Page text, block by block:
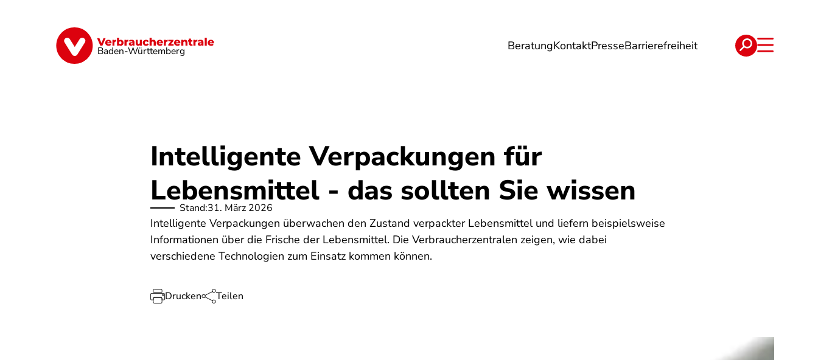
Baden-Württemberg BeratungKontaktPresseBarrierefreiheit
Geld & Versicherungen Digitales Energie Reise Verträge
Intelligente Verpackungen für
Lebensmittel - das sollten Sie wissen
Stand:31. März 2026
Intelligente Verpackungen überwachen den Zustand verpackter Lebensmittel und liefern beispielsweise
Informationen über die Frische der Lebensmittel. Die Verbraucherzentralen zeigen, wie dabei
verschiedene Technologien zum Einsatz kommen können.
Drucken Teilen